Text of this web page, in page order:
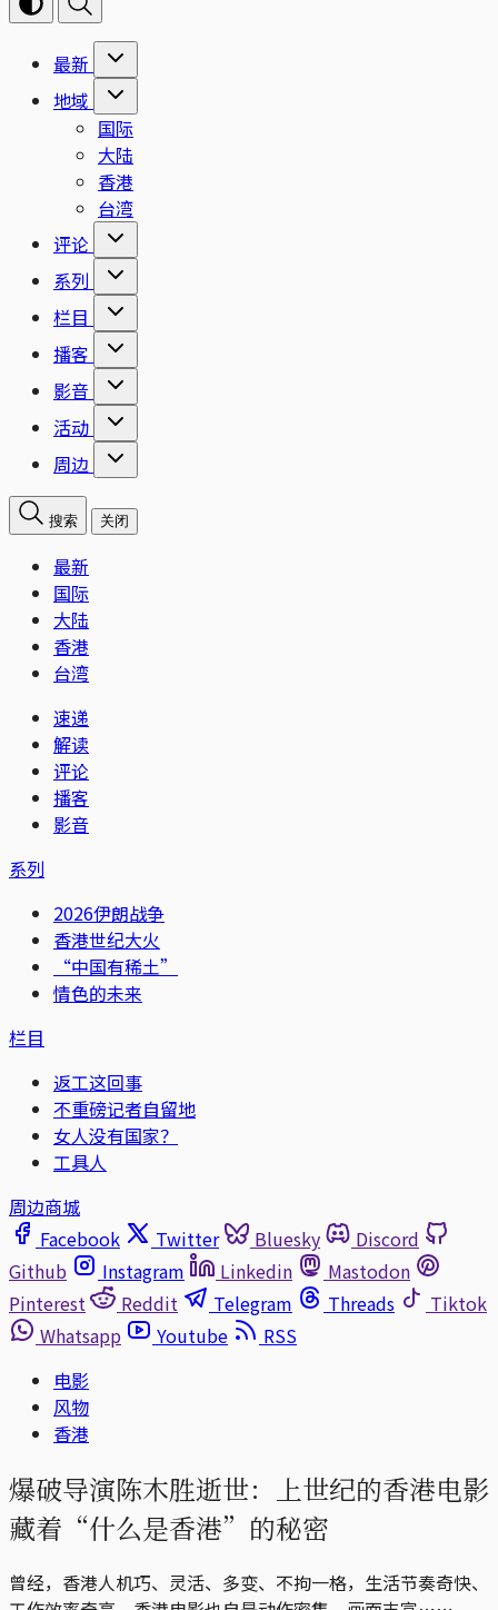
最新
地域
国际
大陆
香港
台湾
评论
系列
栏目
播客
影音
活动
周边
搜索 关闭
最新
国际
大陆
香港
台湾
速递
解读
评论
播客
影音
系列
2026伊朗战争
香港世纪大火
“中国有稀土”
情色的未来
栏目
返工这回事
不重磅记者自留地
女人没有国家？
工具人
周边商城
Facebook
Twitter Bluesky
Discord
Github
Instagram Linkedin
Mastodon
Pinterest
Reddit Telegram Threads
Tiktok
Whatsapp
Youtube
RSS
电影
风物
香港
爆破导演陈木胜逝世：上世纪的香港电影
藏着“什么是香港”的秘密
曾经，香港人机巧、灵活、多变、不拘一格，生活节奏奇快、